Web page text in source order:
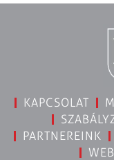
KAPCSOLAT
PARTNEREINK